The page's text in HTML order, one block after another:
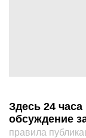
Здесь 24
обсуждение
правила